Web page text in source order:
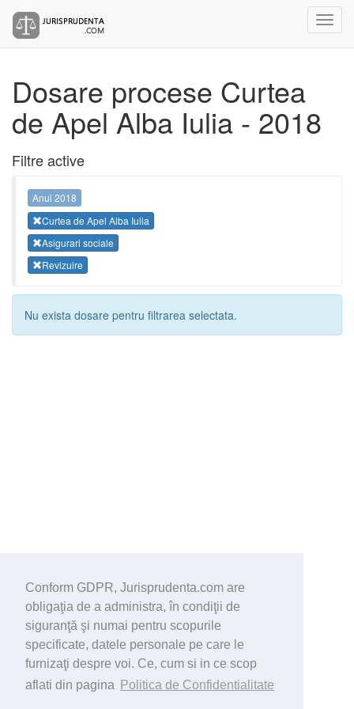
Conform GDPR, Jurisprudenta.com are
obligaţia de a administra, în condiţii de
siguranţă şi numai pentru scopurile
specificate, datele personale pe care le
furnizaţi despre voi. Ce, cum si in ce scop
aflati din pagina
Politica de Confidentialitate
Dosare procese Curtea
de Apel Alba Iulia - 2018
Filtre active
Anul 2018
Curtea de Apel Alba Iulia
Asigurari sociale
Revizuire
Nu exista dosare pentru filtrarea selectata.